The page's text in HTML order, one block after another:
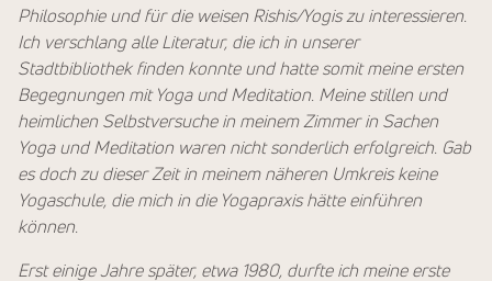
Philosophie und für die weisen Rishis/Yogis zu interessieren.
Ich verschlang alle Literatur, die ich in unserer
Stadtbibliothek finden konnte und hatte somit meine ersten
Begegnungen mit Yoga und Meditation. Meine stillen und
heimlichen Selbstversuche in meinem Zimmer in Sachen
Yoga und Meditation waren nicht sonderlich erfolgreich. Gab
es doch zu dieser Zeit in meinem näheren Umkreis keine
Yogaschule, die mich in die Yogapraxis hätte einführen
können.
Erst einige Jahre später, etwa 1980, durfte ich meine erste